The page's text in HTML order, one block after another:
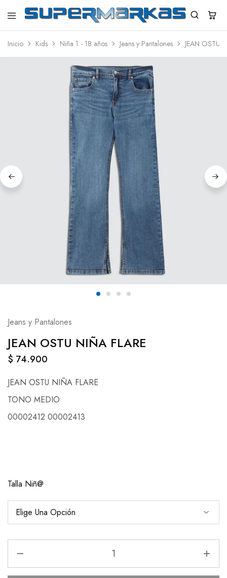
SuperMarkas
Ropa
con
Inicio Kids Niña 1 - 18 años Jeans y Pantalones JEAN OSTU
Jeans y Pantalones
JEAN OSTU NIÑA FLARE
$ 74.900
JEAN OSTU NIÑA FLARE
TONO MEDIO
00002412 00002413
Talla Niñ@